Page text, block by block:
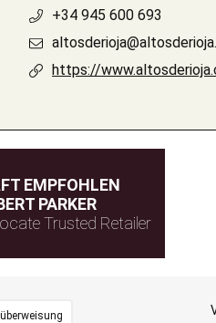
+34 945 600 693
https://
EMPFOHLEN
PARKER
Trusted Retailer